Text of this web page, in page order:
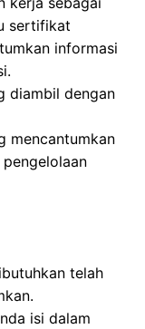
sertifikat
informasi
diambil dengan
mencantumkan
telah
isi dalam